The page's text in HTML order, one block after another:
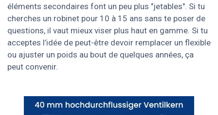
éléments secondaires font un peu plus "jetables". Si tu
cherches un robinet pour 10 à 15 ans sans te poser de
questions, il vaut mieux viser plus haut en gamme. Si tu
acceptes l’idée de peut-être devoir remplacer un flexible
ou ajuster un poids au bout de quelques années, ça
peut convenir.